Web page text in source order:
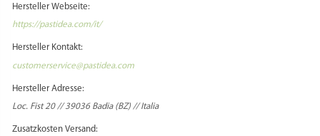
Hersteller Webseite:
https://pastidea.com/it/
Hersteller Kontakt:
customerservice@pastidea.com
Hersteller Adresse:
Loc. Fist 20 // 39036 Badia (BZ) // Italia
Zusatzkosten Versand: